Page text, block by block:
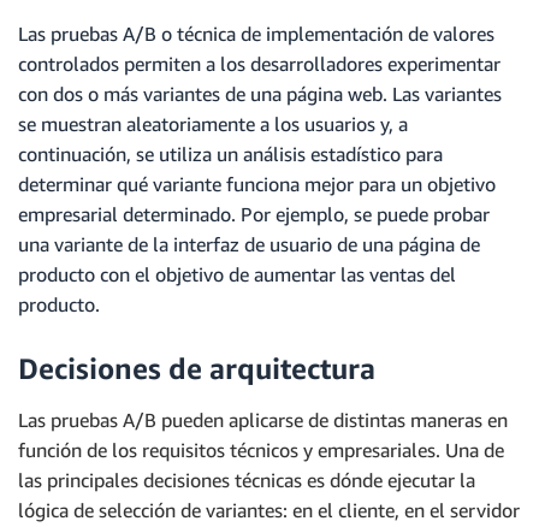
Las pruebas A/B o técnica de implementación de valores
controlados permiten a los desarrolladores experimentar
con dos o más variantes de una página web. Las variantes
se muestran aleatoriamente a los usuarios y, a
continuación, se utiliza un análisis estadístico para
determinar qué variante funciona mejor para un objetivo
empresarial determinado. Por ejemplo, se puede probar
una variante de la interfaz de usuario de una página de
producto con el objetivo de aumentar las ventas del
producto.
Decisiones de arquitectura
Las pruebas A/B pueden aplicarse de distintas maneras en
función de los requisitos técnicos y empresariales. Una de
las principales decisiones técnicas es dónde ejecutar la
lógica de selección de variantes: en el cliente, en el servidor